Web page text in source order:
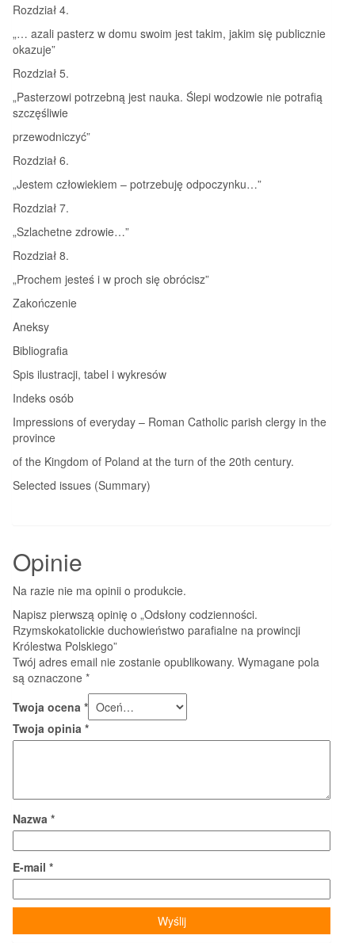
Rozdział 4.
„… azali pasterz w domu swoim jest takim, jakim się publicznie
okazuje”
Rozdział 5.
„Pasterzowi potrzebną jest nauka. Ślepi wodzowie nie potrafią
szczęśliwie
przewodniczyć”
Rozdział 6.
„Jestem człowiekiem – potrzebuję odpoczynku…”
Rozdział 7.
„Szlachetne zdrowie…”
Rozdział 8.
„Prochem jesteś i w proch się obrócisz”
Zakończenie
Aneksy
Bibliografia
Spis ilustracji, tabel i wykresów
Indeks osób
Impressions of everyday – Roman Catholic parish clergy in the
province
of the Kingdom of Poland at the turn of the 20th century.
Selected issues (Summary)
Opinie
Na razie nie ma opinii o produkcie.
Napisz pierwszą opinię o „Odsłony codzienności.
Rzymskokatolickie duchowieństwo parafialne na prowincji
Królestwa Polskiego”
Twój adres email nie zostanie opublikowany. Wymagane pola
są oznaczone *
Twoja ocena *
Twoja opinia *
Nazwa *
E-mail *